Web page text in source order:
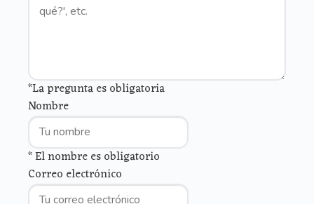
*La pregunta es obligatoria
Nombre
* El nombre es obligatorio
Correo electrónico